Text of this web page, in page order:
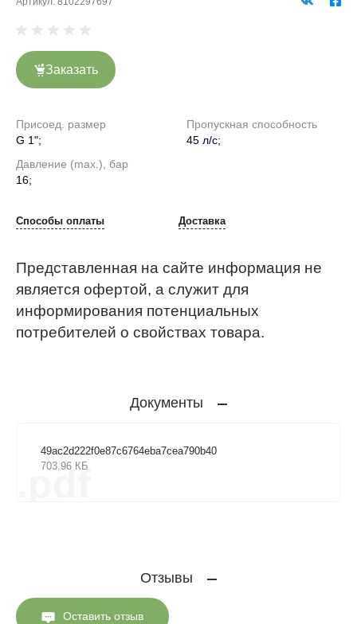
Заказать
Присоед. размер
G 1";
Пропускная способность
45 л/с;
Давление (max.), бар
16;
Способы оплаты Доставка
Представленная на сайте информация не
является офертой, а служит для
информирования потенциальных
потребителей о свойствах товара.
Документы
49ac2d222f0e87c6764eba7cea790b40
703.96 КБ
.pdf
Отзывы
Оставить отзыв